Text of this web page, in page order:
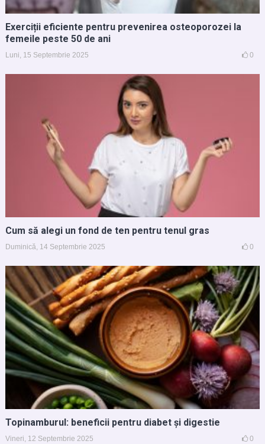
Exerciții eficiente pentru prevenirea osteoporozei la
femeile peste 50 de ani
Luni, 15 Septembrie 2025 0
Cum să alegi un fond de ten pentru tenul gras
Duminică, 14 Septembrie 2025 0
Topinamburul: beneficii pentru diabet și digestie
Vineri, 12 Septembrie 2025 0